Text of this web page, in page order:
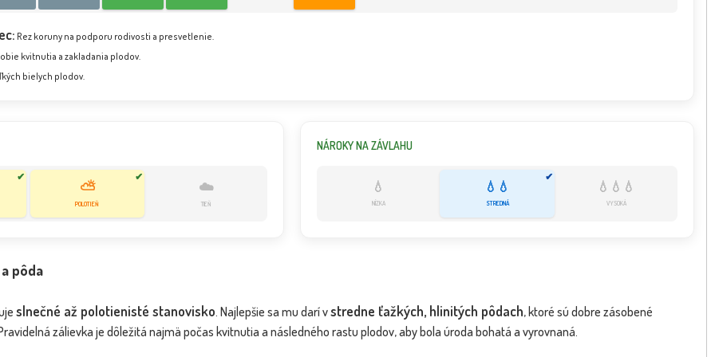
Rez koruny na podporu rodivosti a presvetlenie.
kvitnutia a zakladania plodov.
bielych plodov.
✔ ✔
⛅
POLOTIEŇ
☁️
TIEŇ
NÁROKY NA ZÁVLAHU
💧
NÍZKA
✔
💧💧
STREDNÁ
💧💧💧
VYSOKÁ
pôda
slnečné až polotienisté stanovisko. Najlepšie sa mu darí vstredne ťažkých, hlinitých pôdach, ktoré sú dobre zásobené
zálievka je dôležitá najmä počas kvitnutia a následného rastu plodov, aby bola úroda bohatá a vyrovnaná.